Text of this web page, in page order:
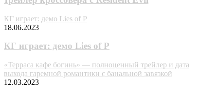
КГ играет: демо Lies of P
18.06.2023
КГ играет: демо Lies of P
«Терраса кафе богинь» — полноценный трейлер и дата
выхода гаремной романтики с банальной завязкой
12.03.2023